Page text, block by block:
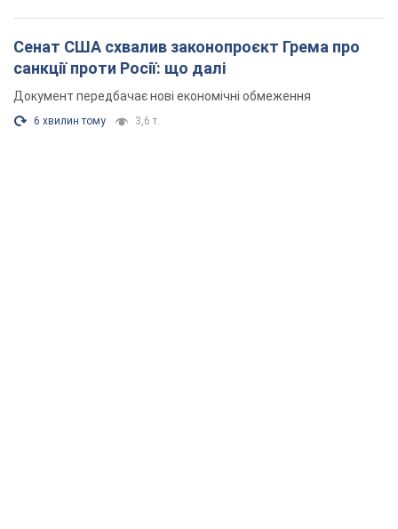
Сенат США схвалив законопроєкт Грема про
санкції проти Росії: що далі
Документ передбачає нові економічні обмеження
6 хвилин тому 3,6 т.